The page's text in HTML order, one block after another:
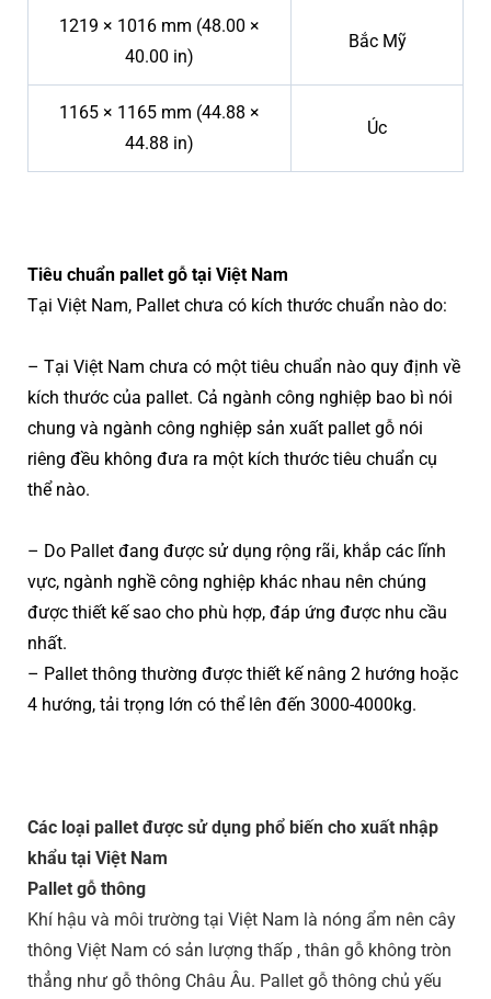
1219 × 1016 mm (48.00 ×
40.00 in)
Bắc Mỹ
1165 × 1165 mm (44.88 ×
44.88 in)
Úc
Tiêu chuẩn pallet gỗ tại Việt Nam
Tại Việt Nam, Pallet chưa có kích thước chuẩn nào do:
– Tại Việt Nam chưa có một tiêu chuẩn nào quy định về
kích thước của pallet. Cả ngành công nghiệp bao bì nói
chung và ngành công nghiệp sản xuất pallet gỗ nói
riêng đều không đưa ra một kích thước tiêu chuẩn cụ
thể nào.
– Do Pallet đang được sử dụng rộng rãi, khắp các lĩnh
vực, ngành nghề công nghiệp khác nhau nên chúng
được thiết kế sao cho phù hợp, đáp ứng được nhu cầu
nhất.
– Pallet thông thường được thiết kế nâng 2 hướng hoặc
4 hướng, tải trọng lớn có thể lên đến 3000-4000kg.
Các loại pallet được sử dụng phổ biến cho xuất nhập
khẩu tại Việt Nam
Pallet gỗ thông
Khí hậu và môi trường tại Việt Nam là nóng ẩm nên cây
thông Việt Nam có sản lượng thấp , thân gỗ không tròn
thẳng như gỗ thông Châu Âu. Pallet gỗ thông chủ yếu